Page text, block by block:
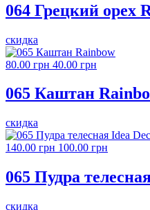
064 Грецкий орех
скидка
80.00 грн 40.00 грн
065 Каштан
скидка
140.00 грн 100.00 грн
065 Пудра
скидка